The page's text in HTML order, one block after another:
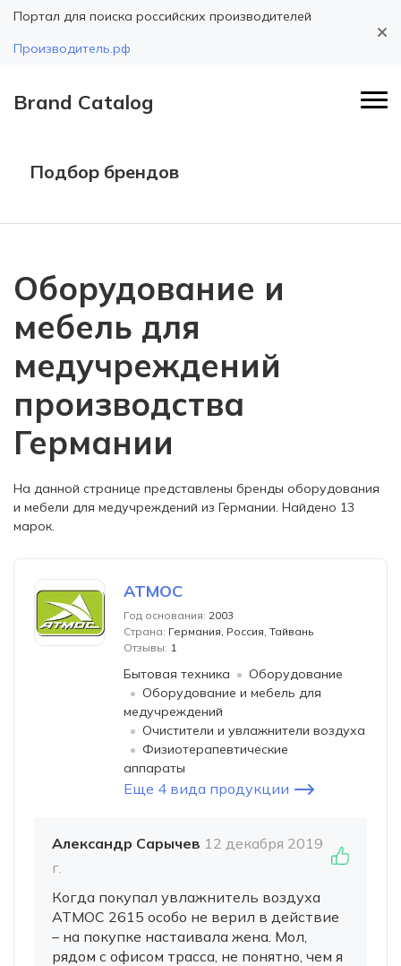
Портал для поиска российских производителей
Производитель.рф
Brand Catalog
Подбор брендов
Оборудование и
мебель для
медучреждений
производства
Германии
На данной странице представлены бренды оборудования
и мебели для медучреждений из Германии. Найдено 13
марок.
АТМОС
Год основания: 2003
Страна: Германия, Россия, Тайвань
Отзывы: 1
Бытовая техника
Оборудование
Оборудование и мебель для
медучреждений
Очистители и увлажнители воздуха
Физиотерапевтические
аппараты
Еще 4 вида продукции
Александр Сарычев 12 декабря 2019
г.
Когда покупал увлажнитель воздуха
АТМОС 2615 особо не верил в действие
– на покупке настаивала жена. Мол,
рядом с офисом трасса, не понятно, чем я